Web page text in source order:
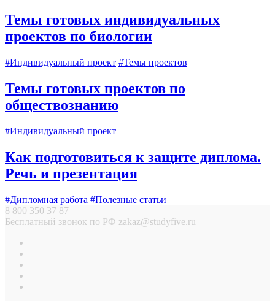
Темы готовых индивидуальных
проектов по биологии
#Индивидуальный проект #Темы проектов
Темы готовых проектов по
обществознанию
#Индивидуальный проект
Как подготовиться к защите диплома.
Речь и презентация
#Дипломная работа #Полезные статьи
8 800 350 37 87
Бесплатный звонок по РФ zakaz@studyfive.ru